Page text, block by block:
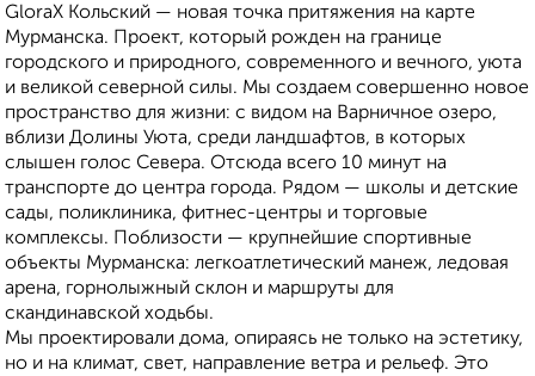
GloraX Кольский — новая точка притяжения на карте
Мурманска. Проект, который рожден на границе
городского и природного, современного и вечного, уюта
и великой северной силы. Мы создаем совершенно новое
пространство для жизни: с видом на Варничное озеро,
вблизи Долины Уюта, среди ландшафтов, в которых
слышен голос Севера. Отсюда всего 10 минут на
транспорте до центра города. Рядом — школы и детские
сады, поликлиника, фитнес-центры и торговые
комплексы. Поблизости — крупнейшие спортивные
объекты Мурманска: легкоатлетический манеж, ледовая
арена, горнолыжный склон и маршруты для
скандинавской ходьбы.
Мы проектировали дома, опираясь не только на эстетику,
но и на климат, свет, направление ветра и рельеф. Это